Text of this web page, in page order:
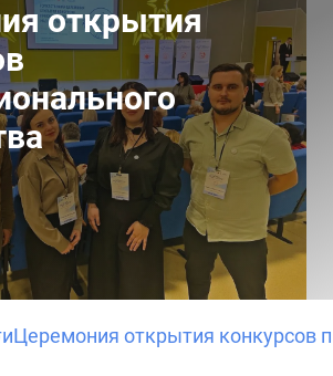
открытия
Церемония открытия конкурсов